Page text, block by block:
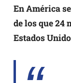
En América
de los que 24
Estados